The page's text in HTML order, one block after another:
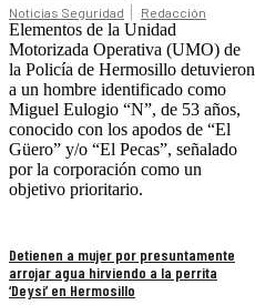
Noticias Seguridad Redacción
Elementos de la Unidad
Motorizada Operativa (UMO) de
la Policía de Hermosillo detuvieron
a un hombre identificado como
Miguel Eulogio “N”, de 53 años,
conocido con los apodos de “El
Güero” y/o “El Pecas”, señalado
por la corporación como un
objetivo prioritario.
Detienen a mujer por presuntamente
arrojar agua hirviendo a la perrita
‘Deysi’ en Hermosillo